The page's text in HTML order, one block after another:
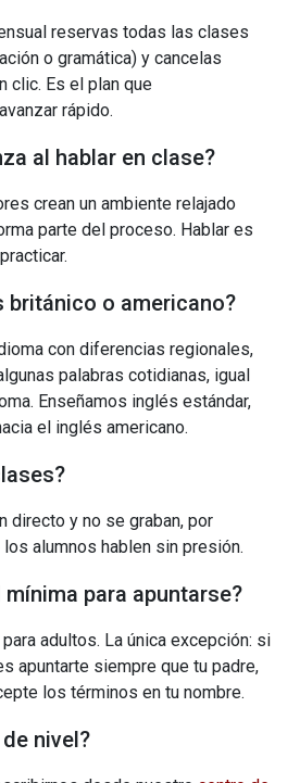
reservas todas las clases
o gramática) y cancelas
clic. Es el plan que
rápido.
al hablar en clase?
crean un ambiente relajado
parte del proceso. Hablar es
británico o americano?
con diferencias regionales,
palabras cotidianas, igual
Enseñamos inglés estándar,
el inglés americano.
directo y no se graban, por
alumnos hablen sin presión.
mínima para apuntarse?
adultos. La única excepción: si
apuntarte siempre que tu padre,
los términos en tu nombre.
nivel?